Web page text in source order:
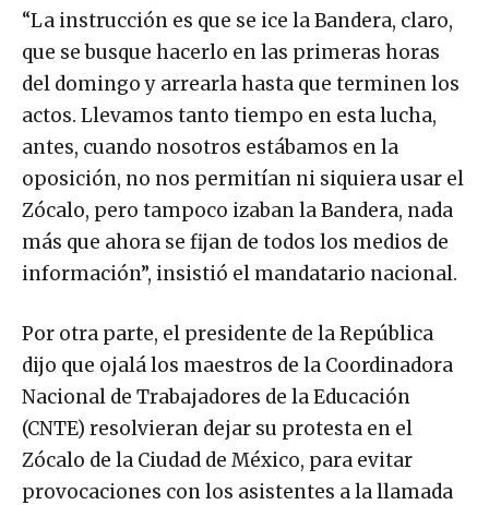
“La instrucción es que se ice la Bandera, claro,
que se busque hacerlo en las primeras horas
del domingo y arrearla hasta que terminen los
actos. Llevamos tanto tiempo en esta lucha,
antes, cuando nosotros estábamos en la
oposición, no nos permitían ni siquiera usar el
Zócalo, pero tampoco izaban la Bandera, nada
más que ahora se fijan de todos los medios de
información”, insistió el mandatario nacional.
Por otra parte, el presidente de la República
dijo que ojalá los maestros de la Coordinadora
Nacional de Trabajadores de la Educación
(CNTE) resolvieran dejar su protesta en el
Zócalo de la Ciudad de México, para evitar
provocaciones con los asistentes a la llamada